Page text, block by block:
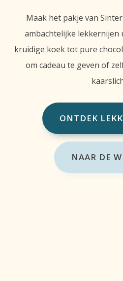
Maak het pakje van
ambachtelijke lekkernijen
kruidige koek tot pure
om cadeau te geven of
ONTDEK
NAAR DE